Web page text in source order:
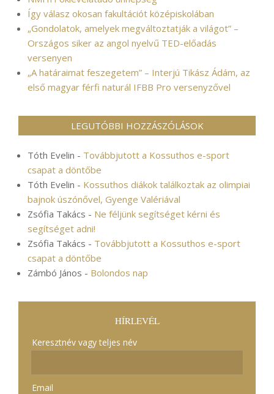
Így válasz okosan fakultációt középiskolában
„Gondolatok, amelyek megváltoztatják a világot” –
Országos siker az angol nyelvű TED-előadás
versenyen
„A határaimat feszegetem” – Interjú Tikász Ádám, az
első magyar férfi naturál IFBB Pro versenyzővel
LEGUTÓBBI HOZZÁSZÓLÁSOK
Tóth Evelin - Továbbjutott a Kossuthos e-sport
csapat a döntőbe
Tóth Evelin - Kossuthos diákok találkoztak az olimpiai
bajnok úszónővel, Gyenge Valériával
Zsófia Takács - Ne féljünk segítséget kérni és
segítséget adni!
Zsófia Takács - Továbbjutott a Kossuthos e-sport
csapat a döntőbe
Zámbó János - Bolondos nap
HÍRLEVÉL
Keresztnév vagy teljes név
Email